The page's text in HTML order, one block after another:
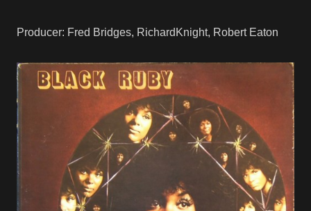
Producer: Fred Bridges, RichardKnight, Robert Eaton